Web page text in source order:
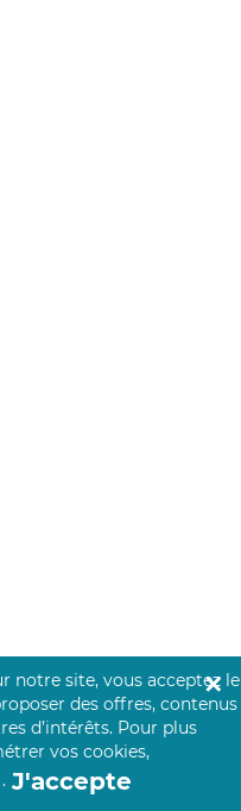
notre site, vous acceptez le
des offres, contenus
d’intérêts. Pour plus
vos cookies,
. J'accepte
✕